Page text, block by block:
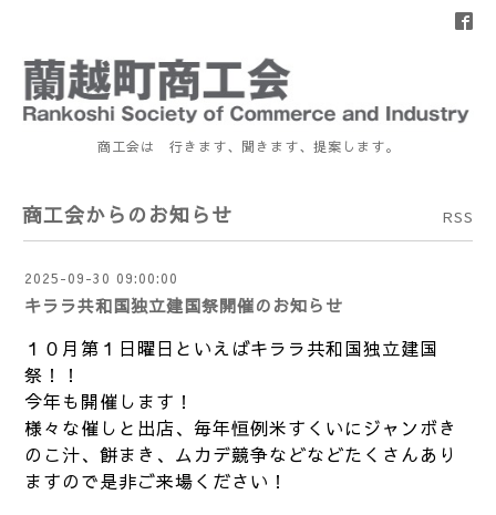
商工会は 行きます、聞きます、提案します。
商工会からのお知らせ RSS
2025-09-30 09:00:00
キララ共和国独立建国祭開催のお知らせ
１０月第１日曜日といえばキララ共和国独立建国
祭！！
今年も開催します！
様々な催しと出店、毎年恒例米すくいにジャンボき
のこ汁、餅まき、ムカデ競争などなどたくさんあり
ますので是非ご来場ください！